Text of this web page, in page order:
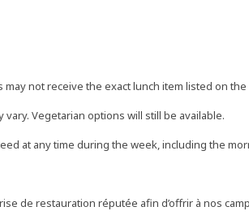
not receive the exact lunch item listed on
Vegetarian options will still be available.
at any time during the week, including the
de restauration réputée afin d’offrir à nos